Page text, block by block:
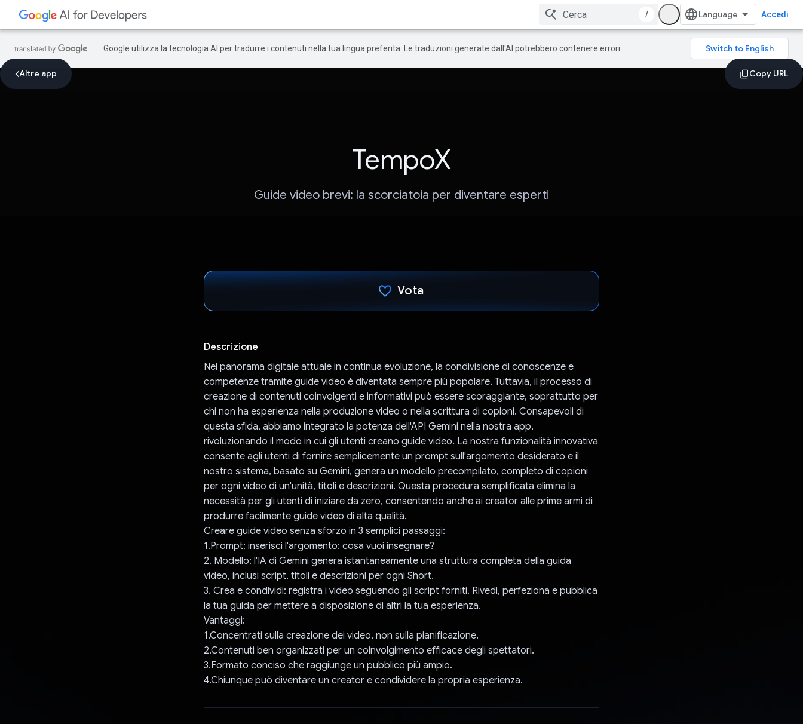
/ Accedi
Google utilizza la tecnologia AI per tradurre i contenuti nella tua lingua preferita. Le traduzioni generate dall'AI potrebbero contenere errori.
Altre app
TempoX
Guide video brevi: la scorciatoia per diventare esperti
Vota
Descrizione
Nel panorama digitale attuale in continua evoluzione, la condivisione di conoscenze e
competenze tramite guide video è diventata sempre più popolare. Tuttavia, il processo di
creazione di contenuti coinvolgenti e informativi può essere scoraggiante, soprattutto per
chi non ha esperienza nella produzione video o nella scrittura di copioni. Consapevoli di
questa sfida, abbiamo integrato la potenza dell'API Gemini nella nostra app,
rivoluzionando il modo in cui gli utenti creano guide video. La nostra funzionalità innovativa
consente agli utenti di fornire semplicemente un prompt sull'argomento desiderato e il
nostro sistema, basato su Gemini, genera un modello precompilato, completo di copioni
per ogni video di un'unità, titoli e descrizioni. Questa procedura semplificata elimina la
necessità per gli utenti di iniziare da zero, consentendo anche ai creator alle prime armi di
produrre facilmente guide video di alta qualità.
Creare guide video senza sforzo in 3 semplici passaggi:
1.Prompt: inserisci l'argomento: cosa vuoi insegnare?
2. Modello: l'IA di Gemini genera istantaneamente una struttura completa della guida
video, inclusi script, titoli e descrizioni per ogni Short.
3. Crea e condividi: registra i video seguendo gli script forniti. Rivedi, perfeziona e pubblica
la tua guida per mettere a disposizione di altri la tua esperienza.
Vantaggi:
1.Concentrati sulla creazione dei video, non sulla pianificazione.
2.Contenuti ben organizzati per un coinvolgimento efficace degli spettatori.
3.Formato conciso che raggiunge un pubblico più ampio.
4.Chiunque può diventare un creator e condividere la propria esperienza.